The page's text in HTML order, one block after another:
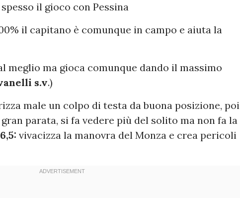
il gioco con Pessina
il capitano è comunque in campo e aiuta la
meglio ma gioca comunque dando il massimo
s.v.)
male un colpo di testa da buona posizione, poi
parata, si fa vedere più del solito ma non fa la
vivacizza la manovra del Monza e crea pericoli